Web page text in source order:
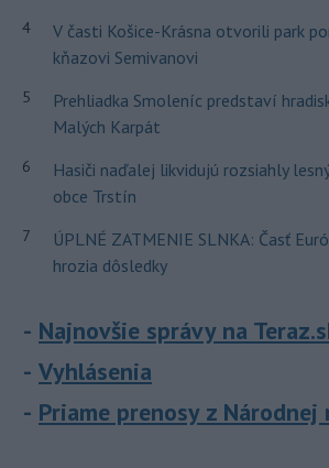
4
V časti Košice-Krásna otvorili park
kňazovi Semivanovi
5
Prehliadka Smoleníc predstaví
Malých Karpát
6
Hasiči naďalej likvidujú rozsiahly
obce Trstín
7
ÚPLNÉ ZATMENIE SLNKA: Časť
hrozia dôsledky
Najnovšie správy na
Vyhlásenia
Priame prenosy z Národnej